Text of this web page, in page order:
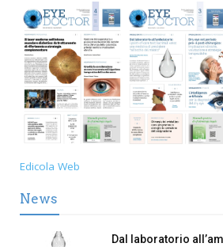
Edicola Web
News
Dal laboratorio